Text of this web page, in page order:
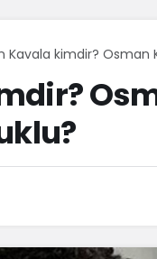
Kavala kimdir? Osman